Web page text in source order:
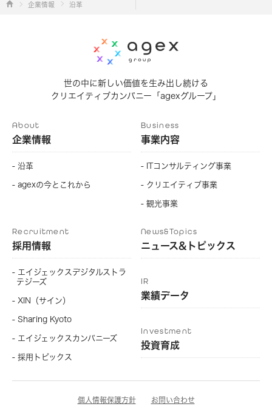
企業情報 沿革
世の中に新しい価値を生み出し続ける
クリエイティブカンパニー「agexグループ」
About
企業情報
- 沿革
- agexの今とこれから
Business
事業内容
- ITコンサルティング事業
- クリエイティブ事業
- 観光事業
Recruitment
採用情報
- エイジェックスデジタルストラ
テジーズ
- XIN（サイン）
- Sharing Kyoto
- エイジェックスカンパニーズ
- 採用トピックス
News&Topics
ニュース&トピックス
IR
業績データ
Investment
投資育成
個人情報保護方針 お問い合わせ